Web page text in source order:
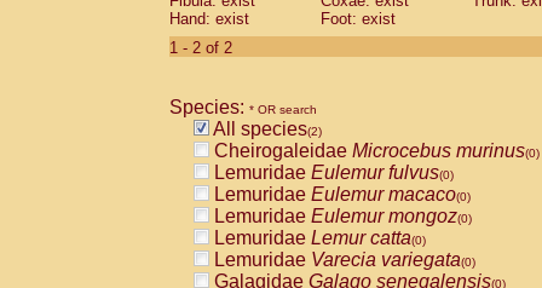
Cebidae Saimiri boliviensis
CebidaeSaimiri sciureus(0)
AtelidaeAlouatta caraya(0)
Atelidae Alouatta seniculus
AtelidaeAlouatta
AtelidaeAteles belzebuth(0)
AtelidaeAteles geoffroyi(0)
AtelidaeAteles paniscus(0)
AtelidaeAtelesspp. (0)
AtelidaeLagothrix lagothricha
AtelidaeLagothrix lagothricha cana
PitheciidaeCacajao calvus
Hand: exist
Foot: exist
1 - 2 of 2
Species: * OR search
All species(2)
Cheirogaleidae Microcebus murinus(0)
Lemuridae Eulemur fulvus(0)
Lemuridae Eulemur macaco(0)
Lemuridae Eulemur mongoz(0)
Lemuridae Lemur catta(0)
Lemuridae Varecia variegata(0)
Galagidae Galago senegalensis(0)